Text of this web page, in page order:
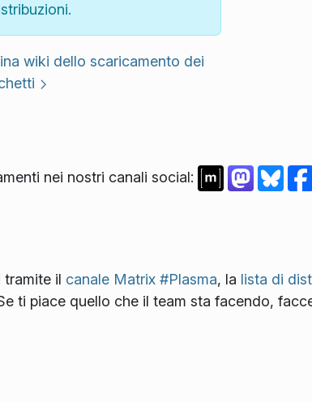
wiki dello scaricamento dei
nei nostri canali social:
tramite il canale Matrix #Plasma, la lista di
ti piace quello che il team sta facendo,